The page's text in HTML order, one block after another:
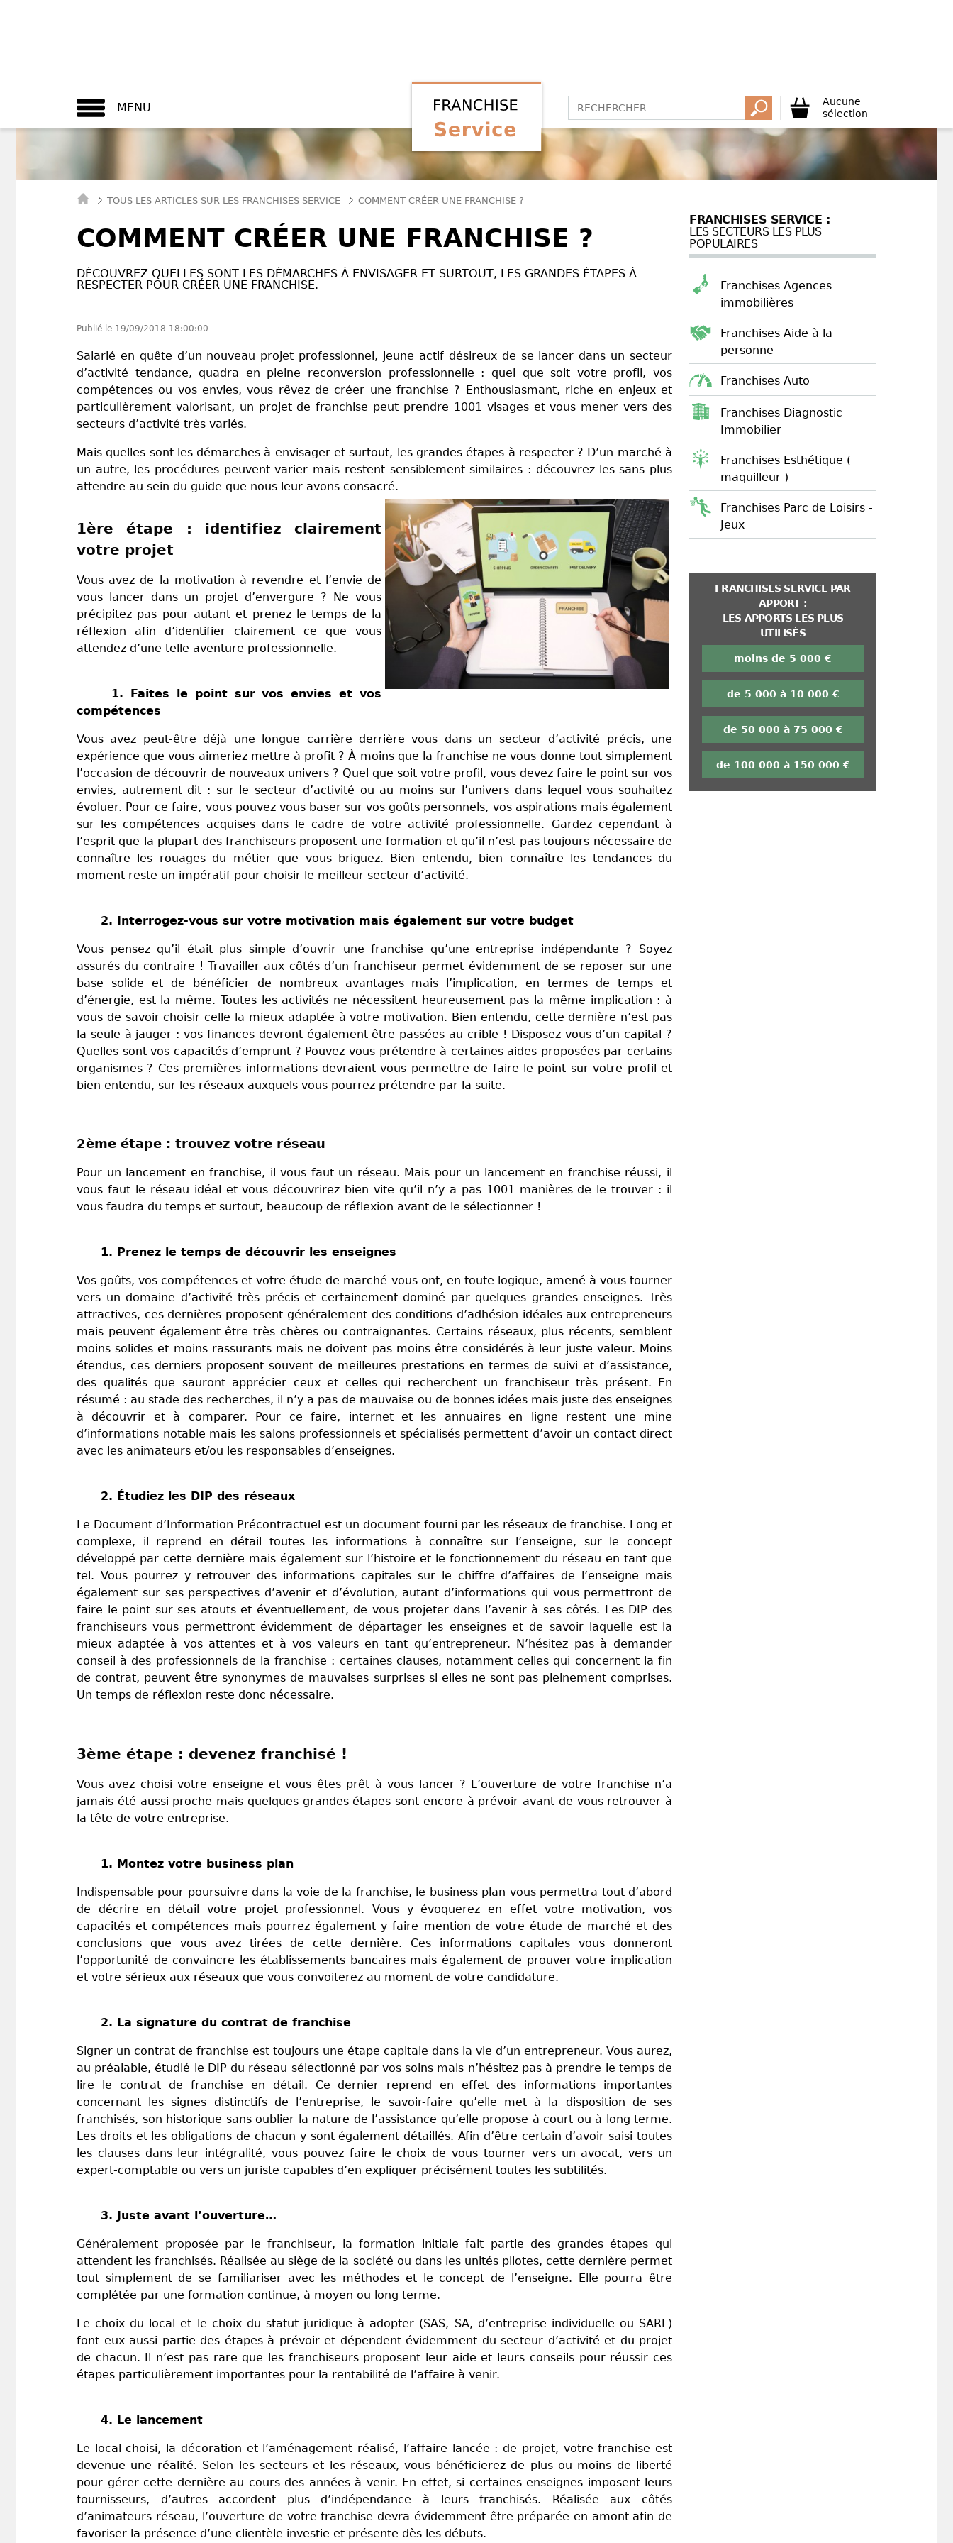
MENU
Aucune
sélection
TOUS LES ARTICLES SUR LES FRANCHISES SERVICE COMMENT CRÉER UNE FRANCHISE ?
COMMENT CRÉER UNE FRANCHISE ?
DÉCOUVREZ QUELLES SONT LES DÉMARCHES À ENVISAGER ET SURTOUT, LES GRANDES ÉTAPES À
RESPECTER POUR CRÉER UNE FRANCHISE.
Publié le 19/09/2018 18:00:00
Salarié en quête d’un nouveau projet professionnel, jeune actif désireux de se lancer dans un secteur
d’activité tendance, quadra en pleine reconversion professionnelle : quel que soit votre profil, vos
compétences ou vos envies, vous rêvez de créer une franchise ? Enthousiasmant, riche en enjeux et
particulièrement valorisant, un projet de franchise peut prendre 1001 visages et vous mener vers des
secteurs d’activité très variés.
Mais quelles sont les démarches à envisager et surtout, les grandes étapes à respecter ? D’un marché à
un autre, les procédures peuvent varier mais restent sensiblement similaires : découvrez-les sans plus
attendre au sein du guide que nous leur avons consacré.
1ère étape : identifiez clairement
votre projet
Vous avez de la motivation à revendre et l’envie de
vous lancer dans un projet d’envergure ? Ne vous
précipitez pas pour autant et prenez le temps de la
réflexion afin d’identifier clairement ce que vous
attendez d’une telle aventure professionnelle.
1. Faites le point sur vos envies et vos
compétences
Vous avez peut-être déjà une longue carrière derrière vous dans un secteur d’activité précis, une
expérience que vous aimeriez mettre à profit ? À moins que la franchise ne vous donne tout simplement
l’occasion de découvrir de nouveaux univers ? Quel que soit votre profil, vous devez faire le point sur vos
envies, autrement dit : sur le secteur d’activité ou au moins sur l’univers dans lequel vous souhaitez
évoluer. Pour ce faire, vous pouvez vous baser sur vos goûts personnels, vos aspirations mais également
sur les compétences acquises dans le cadre de votre activité professionnelle. Gardez cependant à
l’esprit que la plupart des franchiseurs proposent une formation et qu’il n’est pas toujours nécessaire de
connaître les rouages du métier que vous briguez. Bien entendu, bien connaître les tendances du
moment reste un impératif pour choisir le meilleur secteur d’activité.
2. Interrogez-vous sur votre motivation mais également sur votre budget
Vous pensez qu’il était plus simple d’ouvrir une franchise qu’une entreprise indépendante ? Soyez
assurés du contraire ! Travailler aux côtés d’un franchiseur permet évidemment de se reposer sur une
base solide et de bénéficier de nombreux avantages mais l’implication, en termes de temps et
d’énergie, est la même. Toutes les activités ne nécessitent heureusement pas la même implication : à
vous de savoir choisir celle la mieux adaptée à votre motivation. Bien entendu, cette dernière n’est pas
la seule à jauger : vos finances devront également être passées au crible ! Disposez-vous d’un capital ?
Quelles sont vos capacités d’emprunt ? Pouvez-vous prétendre à certaines aides proposées par certains
organismes ? Ces premières informations devraient vous permettre de faire le point sur votre profil et
bien entendu, sur les réseaux auxquels vous pourrez prétendre par la suite.
2ème étape : trouvez votre réseau
Pour un lancement en franchise, il vous faut un réseau. Mais pour un lancement en franchise réussi, il
vous faut le réseau idéal et vous découvrirez bien vite qu’il n’y a pas 1001 manières de le trouver : il
vous faudra du temps et surtout, beaucoup de réflexion avant de le sélectionner !
1. Prenez le temps de découvrir les enseignes
Vos goûts, vos compétences et votre étude de marché vous ont, en toute logique, amené à vous tourner
vers un domaine d’activité très précis et certainement dominé par quelques grandes enseignes. Très
attractives, ces dernières proposent généralement des conditions d’adhésion idéales aux entrepreneurs
mais peuvent également être très chères ou contraignantes. Certains réseaux, plus récents, semblent
moins solides et moins rassurants mais ne doivent pas moins être considérés à leur juste valeur. Moins
étendus, ces derniers proposent souvent de meilleures prestations en termes de suivi et d’assistance,
des qualités que sauront apprécier ceux et celles qui recherchent un franchiseur très présent. En
résumé : au stade des recherches, il n’y a pas de mauvaise ou de bonnes idées mais juste des enseignes
à découvrir et à comparer. Pour ce faire, internet et les annuaires en ligne restent une mine
d’informations notable mais les salons professionnels et spécialisés permettent d’avoir un contact direct
avec les animateurs et/ou les responsables d’enseignes.
2. Étudiez les DIP des réseaux
Le Document d’Information Précontractuel est un document fourni par les réseaux de franchise. Long et
complexe, il reprend en détail toutes les informations à connaître sur l’enseigne, sur le concept
développé par cette dernière mais également sur l’histoire et le fonctionnement du réseau en tant que
tel. Vous pourrez y retrouver des informations capitales sur le chiffre d’affaires de l’enseigne mais
également sur ses perspectives d’avenir et d’évolution, autant d’informations qui vous permettront de
faire le point sur ses atouts et éventuellement, de vous projeter dans l’avenir à ses côtés. Les DIP des
franchiseurs vous permettront évidemment de départager les enseignes et de savoir laquelle est la
mieux adaptée à vos attentes et à vos valeurs en tant qu’entrepreneur. N’hésitez pas à demander
conseil à des professionnels de la franchise : certaines clauses, notamment celles qui concernent la fin
de contrat, peuvent être synonymes de mauvaises surprises si elles ne sont pas pleinement comprises.
Un temps de réflexion reste donc nécessaire.
3ème étape : devenez franchisé !
Vous avez choisi votre enseigne et vous êtes prêt à vous lancer ? L’ouverture de votre franchise n’a
jamais été aussi proche mais quelques grandes étapes sont encore à prévoir avant de vous retrouver à
la tête de votre entreprise.
1. Montez votre business plan
Indispensable pour poursuivre dans la voie de la franchise, le business plan vous permettra tout d’abord
de décrire en détail votre projet professionnel. Vous y évoquerez en effet votre motivation, vos
capacités et compétences mais pourrez également y faire mention de votre étude de marché et des
conclusions que vous avez tirées de cette dernière. Ces informations capitales vous donneront
l’opportunité de convaincre les établissements bancaires mais également de prouver votre implication
et votre sérieux aux réseaux que vous convoiterez au moment de votre candidature.
2. La signature du contrat de franchise
Signer un contrat de franchise est toujours une étape capitale dans la vie d’un entrepreneur. Vous aurez,
au préalable, étudié le DIP du réseau sélectionné par vos soins mais n’hésitez pas à prendre le temps de
lire le contrat de franchise en détail. Ce dernier reprend en effet des informations importantes
concernant les signes distinctifs de l’entreprise, le savoir-faire qu’elle met à la disposition de ses
franchisés, son historique sans oublier la nature de l’assistance qu’elle propose à court ou à long terme.
Les droits et les obligations de chacun y sont également détaillés. Afin d’être certain d’avoir saisi toutes
les clauses dans leur intégralité, vous pouvez faire le choix de vous tourner vers un avocat, vers un
expert-comptable ou vers un juriste capables d’en expliquer précisément toutes les subtilités.
3. Juste avant l’ouverture…
Généralement proposée par le franchiseur, la formation initiale fait partie des grandes étapes qui
attendent les franchisés. Réalisée au siège de la société ou dans les unités pilotes, cette dernière permet
tout simplement de se familiariser avec les méthodes et le concept de l’enseigne. Elle pourra être
complétée par une formation continue, à moyen ou long terme.
Le choix du local et le choix du statut juridique à adopter (SAS, SA, d’entreprise individuelle ou SARL)
font eux aussi partie des étapes à prévoir et dépendent évidemment du secteur d’activité et du projet
de chacun. Il n’est pas rare que les franchiseurs proposent leur aide et leurs conseils pour réussir ces
étapes particulièrement importantes pour la rentabilité de l’affaire à venir.
4. Le lancement
Le local choisi, la décoration et l’aménagement réalisé, l’affaire lancée : de projet, votre franchise est
devenue une réalité. Selon les secteurs et les réseaux, vous bénéficierez de plus ou moins de liberté
pour gérer cette dernière au cours des années à venir. En effet, si certaines enseignes imposent leurs
fournisseurs, d’autres accordent plus d’indépendance à leurs franchisés. Réalisée aux côtés
d’animateurs réseau, l’ouverture de votre franchise devra évidemment être préparée en amont afin de
favoriser la présence d’une clientèle investie et présente dès les débuts.
FRANCHISES SERVICE :
LES SECTEURS LES PLUS
POPULAIRES
Franchises Agences
immobilières
Franchises Aide à la
personne
Franchises Auto
Franchises Diagnostic
Immobilier
Franchises Esthétique (
maquilleur )
Franchises Parc de Loisirs -
Jeux
FRANCHISES SERVICE PAR
APPORT :
LES APPORTS LES PLUS
UTILISÉS
moins de 5 000 €
de 5 000 à 10 000 €
de 50 000 à 75 000 €
de 100 000 à 150 000 €